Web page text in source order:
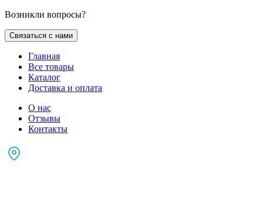
Возникли вопросы?
Связаться с нами
Главная
Все товары
Каталог
Доставка и оплата
О нас
Отзывы
Контакты